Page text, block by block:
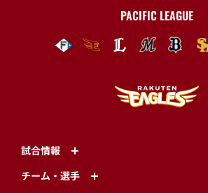
PACIFIC LEAGUE
試合情報
チーム・選手